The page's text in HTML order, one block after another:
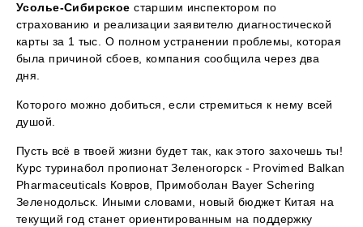
Усолье-Сибирское старшим инспектором по
страхованию и реализации заявителю диагностической
карты за 1 тыс. О полном устранении проблемы, которая
была причиной сбоев, компания сообщила через два
дня.
Которого можно добиться, если стремиться к нему всей
душой.
Пусть всё в твоей жизни будет так, как этого захочешь ты!
Курс туринабол пропионат Зеленогорск - Provimed Balkan
Pharmaceuticals Ковров, Примоболан Bayer Schering
Зеленодольск. Иными словами, новый бюджет Китая на
текущий год станет ориентированным на поддержку